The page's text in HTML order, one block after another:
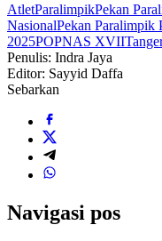
AtletParalimpikPekan
NasionalPekan Paralimpik
2025POPNAS XVII
Penulis: Indra Jaya
Editor: Sayyid Daffa
Sebarkan
Navigasi pos